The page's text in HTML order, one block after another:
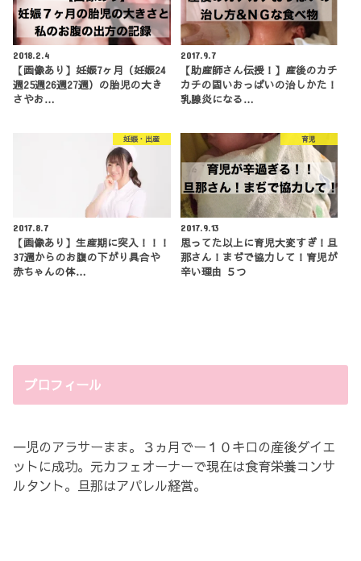
2018.2.4
【画像あり】妊娠7ヶ月（妊娠24
週25週26週27週）の胎児の大き
さやお…
2017.9.7
【助産師さん伝授！】産後のカチ
カチの固いおっぱいの治しかた！
乳腺炎になる…
妊娠・出産
2017.8.7
【画像あり】生産期に突入！！！
37週からのお腹の下がり具合や
赤ちゃんの体…
育児
2017.9.13
思ってた以上に育児大変すぎ！旦
那さん！まぢで協力して！育児が
辛い理由 ５つ
プロフィール
一児のアラサーまま。３ヵ月でー１０キロの産後ダイエ
ットに成功。元カフェオーナーで現在は食育栄養コンサ
ルタント。旦那はアパレル経営。